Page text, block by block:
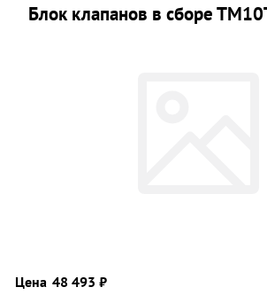
Блок клапанов в сборе
Цена 48 493 ₽